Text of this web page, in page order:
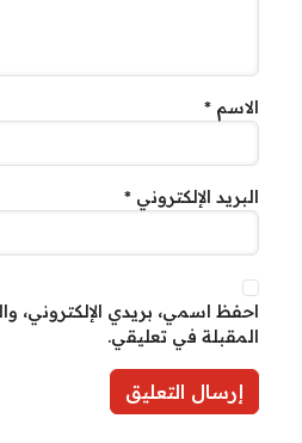
الاسم *
البريد الإلكتروني *
احفظ اسمي، بريدي الإلكتروني،
المقبلة في تعليقي.